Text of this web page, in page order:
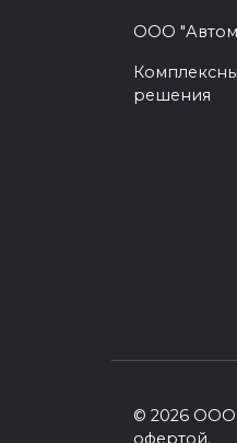
ООО
решения
© 2026 ООО
офертой.